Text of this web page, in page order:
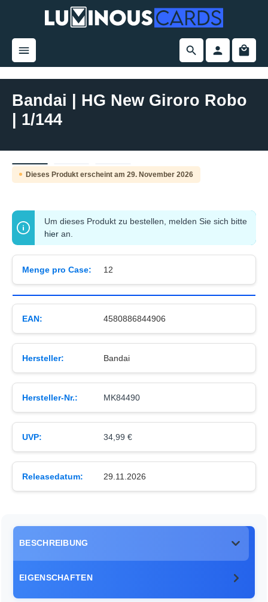
springen
Bandai | HG New Giroro Robo
| 1/144
Pre-Order
Dieses Produkt erscheint am 29. November 2026
Um dieses Produkt zu bestellen, melden Sie sich bitte
hier an.
Menge pro Case: 12
EAN: 4580886844906
Hersteller: Bandai
Hersteller-Nr.: MK84490
UVP: 34,99 €
Releasedatum: 29.11.2026
BESCHREIBUNG
EIGENSCHAFTEN